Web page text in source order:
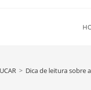
> Dica de leitura sobre